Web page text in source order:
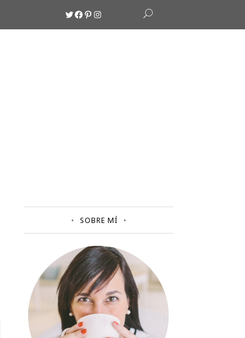
Twitter
Facebook
Pinterest
Instagram
SOBRE MÍ